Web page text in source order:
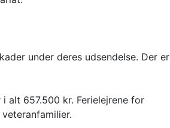
under deres udsendelse. Der er
alt 657.500 kr. Ferielejrene for